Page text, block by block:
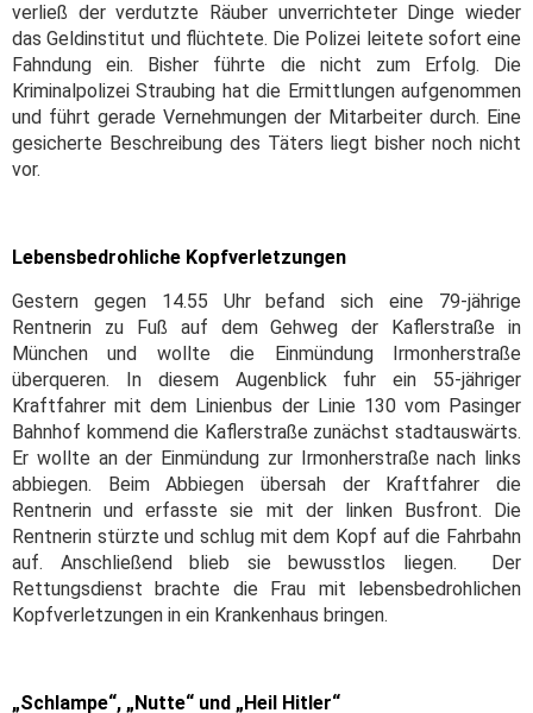
verließ der verdutzte Räuber unverrichteter Dinge wieder
das Geldinstitut und flüchtete. Die Polizei leitete sofort eine
Fahndung ein. Bisher führte die nicht zum Erfolg. Die
Kriminalpolizei Straubing hat die Ermittlungen aufgenommen
und führt gerade Vernehmungen der Mitarbeiter durch. Eine
gesicherte Beschreibung des Täters liegt bisher noch nicht
vor.
Lebensbedrohliche Kopfverletzungen
Gestern gegen 14.55 Uhr befand sich eine 79-jährige
Rentnerin zu Fuß auf dem Gehweg der Kaflerstraße in
München und wollte die Einmündung Irmonherstraße
überqueren. In diesem Augenblick fuhr ein 55-jähriger
Kraftfahrer mit dem Linienbus der Linie 130 vom Pasinger
Bahnhof kommend die Kaflerstraße zunächst stadtauswärts.
Er wollte an der Einmündung zur Irmonherstraße nach links
abbiegen. Beim Abbiegen übersah der Kraftfahrer die
Rentnerin und erfasste sie mit der linken Busfront. Die
Rentnerin stürzte und schlug mit dem Kopf auf die Fahrbahn
auf. Anschließend blieb sie bewusstlos liegen. Der
Rettungsdienst brachte die Frau mit lebensbedrohlichen
Kopfverletzungen in ein Krankenhaus bringen.
„Schlampe“, „Nutte“ und „Heil Hitler“